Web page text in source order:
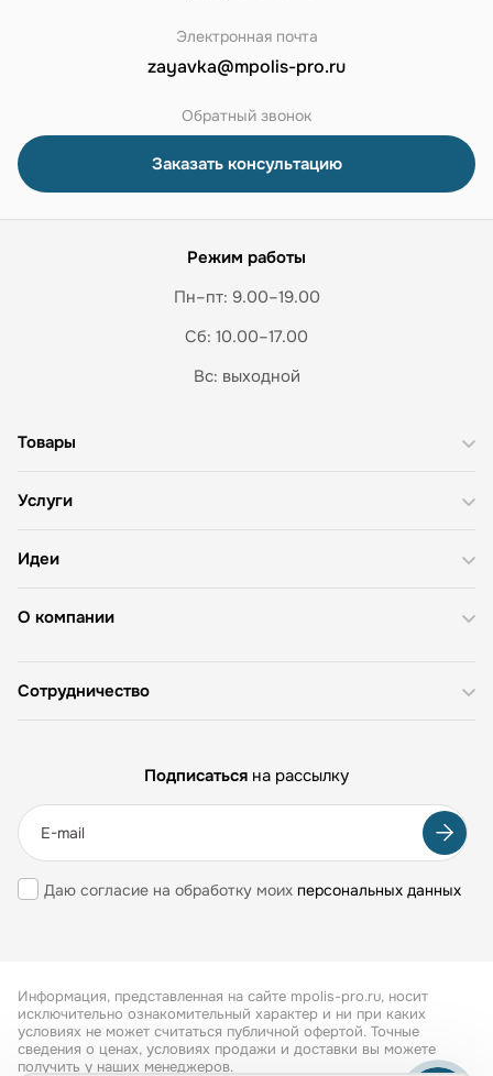
Электронная почта
zayavka@mpolis-pro.ru
Обратный звонок
Заказать консультацию
Режим работы
Пн–пт: 9.00–19.00
Сб: 10.00–17.00
Вс: выходной
О компании
Товары
Услуги
Идеи
Сотрудничество
Подписаться на рассылку
Даю согласие на обработку моих персональных данных
Информация, представленная на сайте mpolis-pro.ru, носит
исключительно ознакомительный характер и ни при каких
условиях не может считаться публичной офертой. Точные
сведения о ценах, условиях продажи и доставки вы можете
получить у наших менеджеров.